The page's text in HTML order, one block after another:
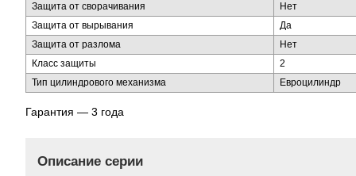
Защита от сворачивания
Нет
Защита от вырывания
Да
Защита от разлома
Нет
Класс защиты
2
Тип цилиндрового механизма
Евроцилиндр
Гарантия — 3 года
Описание серии